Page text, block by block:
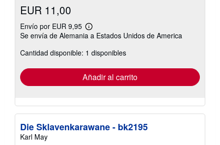
EUR 11,00
Envío por EUR 9,95
Más
información
las
tarifas
envío
Se envía de Alemania a Estados Unidos de America
Cantidad disponible: 1 disponibles
Añadir al carrito
Die Sklavenkarawane - bk2195
Karl May